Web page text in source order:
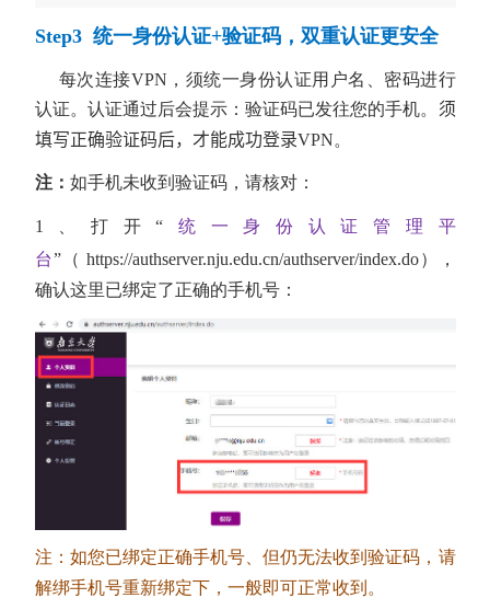
Step3 统一身份认证+验证码，双重认证更安全
每次连接VPN，须统一身份认证用户名、密码进行
认证。 认证通过后会提示：验证码已发往您的手机。 须
填写正确验证码后，才能成功登录VPN。
注： 如手机未收到验证码，请核对：
1、打开“ 统一身份认证管理平
台”（ https://authserver.nju.edu.cn/authserver/index.do），
确认这里已绑定了正确的手机号：
注：如您已绑定正确手机号、但仍无法收到验证码，请
解绑手机号重新绑定下，一般即可正常收到。